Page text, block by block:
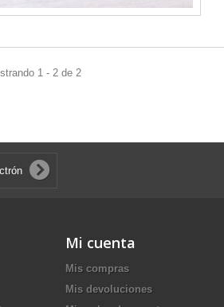
1 - 2 de 2
Mi cuenta
Mis compras
Mis devoluciones